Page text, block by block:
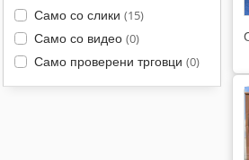
Само со слики (15)
Само со видео (0)
Само проверени трговци (0)